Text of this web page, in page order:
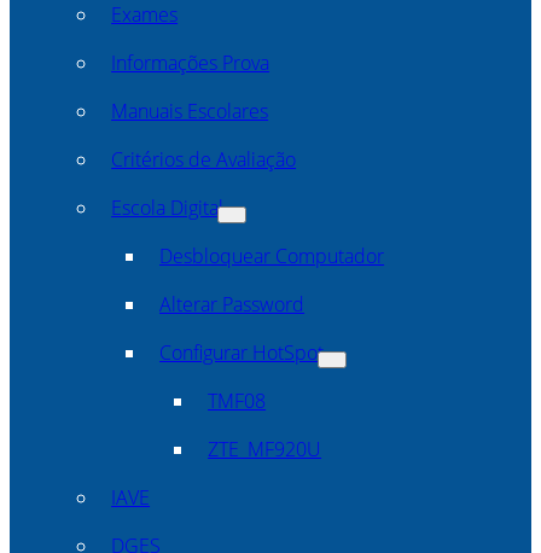
Exames
Informações Prova
Manuais Escolares
Critérios de Avaliação
Escola Digital
Desbloquear Computador
Alterar Password
Configurar HotSpot
TMF08
ZTE_MF920U
IAVE
DGES